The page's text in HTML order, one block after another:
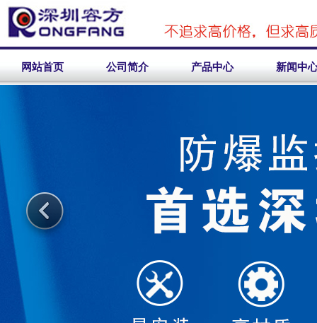
网站首页 公司简介 产品中心 新闻中